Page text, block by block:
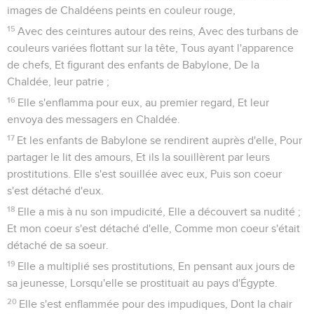
images de Chaldéens peints en couleur rouge,
15 Avec des ceintures autour des reins, Avec des turbans de
couleurs variées flottant sur la tête, Tous ayant l'apparence
de chefs, Et figurant des enfants de Babylone, De la
Chaldée, leur patrie ;
16 Elle s'enflamma pour eux, au premier regard, Et leur
envoya des messagers en Chaldée.
17 Et les enfants de Babylone se rendirent auprès d'elle, Pour
partager le lit des amours, Et ils la souillèrent par leurs
prostitutions. Elle s'est souillée avec eux, Puis son coeur
s'est détaché d'eux.
18 Elle a mis à nu son impudicité, Elle a découvert sa nudité ;
Et mon coeur s'est détaché d'elle, Comme mon coeur s'était
détaché de sa soeur.
19 Elle a multiplié ses prostitutions, En pensant aux jours de
sa jeunesse, Lorsqu'elle se prostituait au pays d'Égypte.
20 Elle s'est enflammée pour des impudiques, Dont la chair